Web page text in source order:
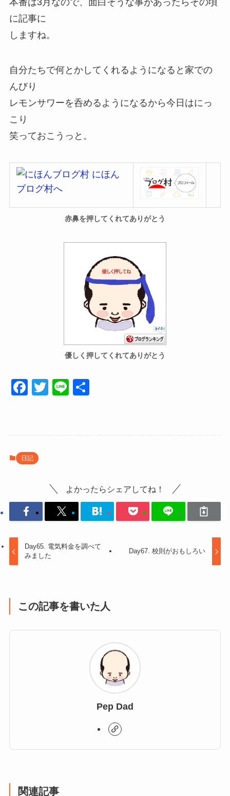
本番は3月なので、面白そうな事があったらその頃
に記事に
しますね。
自分たちで何とかしてくれるようになると家での
んびり
レモンサワーを呑めるようになるから今日はにっ
こり
笑っておこうっと。
赤鼻を押してくれてありがとう
優しく押してくれてありがとう
F
e
b
o
k
T
er
Li
日記
よかったらシェアしてね！
Day65. 電気料金を調べて
みました
Day67. 校則がおもしろい
この記事を書いた人
Pep Dad
関連記事